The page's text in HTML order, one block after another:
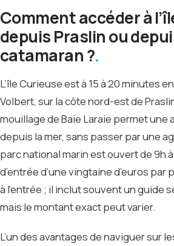
Comment accéder à
depuis Praslin ou
catamaran ?
L’île Curieuse est à 15 à 20 minutes
Volbert, sur la côte nord-est de
mouillage de Baie Laraie permet une
depuis la mer, sans passer par une
parc national marin est ouvert de 9h
d’entrée d’une vingtaine d’euros
à l’entrée ; il inclut souvent un guide
mais le montant exact peut varier.
L’un des avantages de naviguer sur